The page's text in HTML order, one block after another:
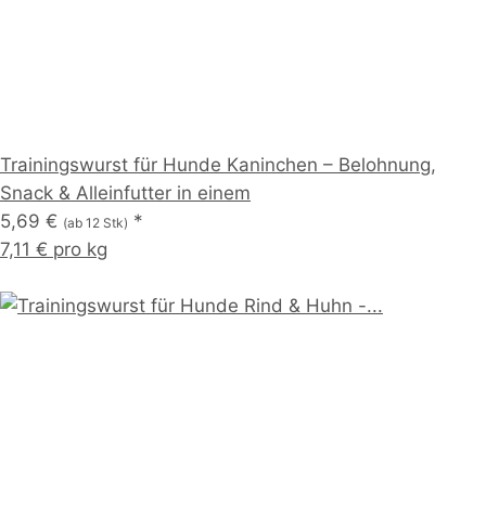
Trainingswurst für Hunde Kaninchen – Belohnung,
Snack & Alleinfutter in einem
5,69 € (ab 12 Stk) *
7,11 € pro kg